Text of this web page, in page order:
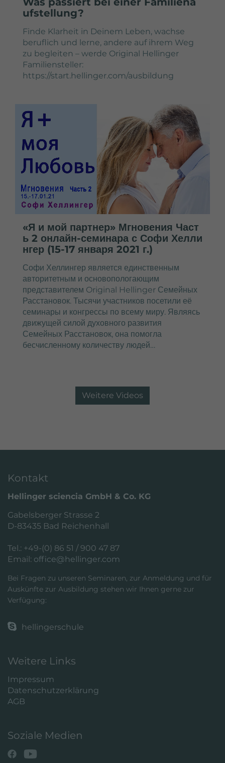
ufstellung?
Finde Klarheit in Deinem Leben, wachse
beruflich und lerne, andere auf ihrem Weg
zu begleiten – werde Original Hellinger
Familiensteller:
https://start.hellinger.com/ausbildung
«Я и мой партнер» Мгновения Част
ь 2 онлайн-семинара с Софи Хелли
нгер (15-17 января 2021 г.)
Софи Хеллингер является единственным
авторитетным и основопологающим
представителем Original Hellinger Семейных
Расстановок. Тысячи участников посетили её
семинары и конгрессы по всему миру. Являясь
движущей силой духовного развития
Семейных Расстановок, она помогла
бесчисленному количеству людей…
Weitere Videos
Kontakt
Hellinger sciencia GmbH & Co. KG
Gabelsberger Strasse 2
D-83435 Bad Reichenhall
Tel.: +49-(0) 86 51 / 900 47 87
Email: office@hellinger.com
Bei Fragen zu unseren Seminaren, zur Anmeldung und für
Auskünfte zur Ausbildung stehen wir Ihnen gerne zur
Verfügung:
hellingerschule
Weitere Links
Impressum
Datenschutzerklärung
AGB
Soziale Medien